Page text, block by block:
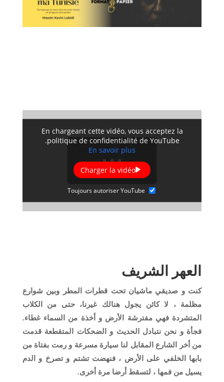
En chargeant cette vidéo, vous acceptez la
politique de confidentialité de YouTube.
En savoir plus
Charger la vidéo
Toujours autoriser YouTube
العهر الشريف
كنت و صديقي ماشيان تحت قطرات المطر وبين شوارع
مظلمة ، لا كائن يجول هنالك غيرنا، حتى من الكلاب
المتشردة فهي مفترشة الأرض و أخذة من السماء غطاء.
فجأة و نحن نتبادل الحديث و الضحكات المتقطعة قدمت
من أخر الشارع المقابل لنا سيارة مسرعة و رمت بفتاة من
بابها الخلفي على الأرض ، فنهضت تشتم و تصرخ و الدم
يسيل من فمها ، لتسقط أرضا مرة أخرى.